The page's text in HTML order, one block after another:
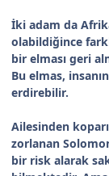
İki adam da
olabildiğince
bir elması geri
Bu elmas,
erdirebilir.
Ailesinden
zorlanan
bir risk alarak